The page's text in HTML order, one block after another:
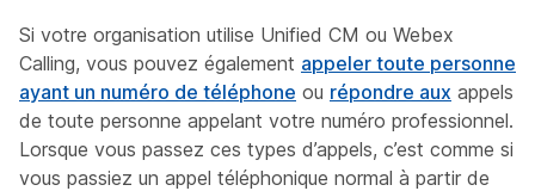
Si votre organisation utilise Unified CM ou Webex
Calling, vous pouvez également appeler toute personne
ayant un numéro de téléphone ou répondre aux appels
de toute personne appelant votre numéro professionnel.
Lorsque vous passez ces types d’appels, c’est comme si
vous passiez un appel téléphonique normal à partir de